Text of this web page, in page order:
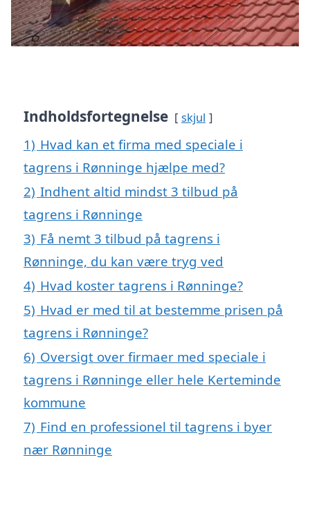
Indholdsfortegnelse skjul
1) Hvad kan et firma med speciale i
tagrens i Rønninge hjælpe med?
2) Indhent altid mindst 3 tilbud på
tagrens i Rønninge
3) Få nemt 3 tilbud på tagrens i
Rønninge, du kan være tryg ved
4) Hvad koster tagrens i Rønninge?
5) Hvad er med til at bestemme prisen på
tagrens i Rønninge?
6) Oversigt over firmaer med speciale i
tagrens i Rønninge eller hele Kerteminde
kommune
7) Find en professionel til tagrens i byer
nær Rønninge